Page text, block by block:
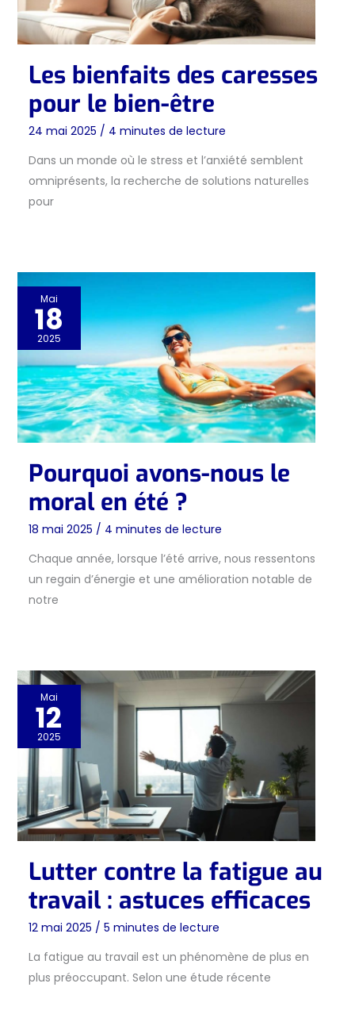
Les bienfaits des caresses
pour le bien-être
24 mai 2025 / 4 minutes de lecture
Dans un monde où le stress et l’anxiété semblent
omniprésents, la recherche de solutions naturelles
pour
Mai
18
2025
Pourquoi avons-nous le
moral en été ?
18 mai 2025 / 4 minutes de lecture
Chaque année, lorsque l’été arrive, nous ressentons
un regain d’énergie et une amélioration notable de
notre
Mai
12
2025
Lutter contre la fatigue au
travail : astuces efficaces
12 mai 2025 / 5 minutes de lecture
La fatigue au travail est un phénomène de plus en
plus préoccupant. Selon une étude récente